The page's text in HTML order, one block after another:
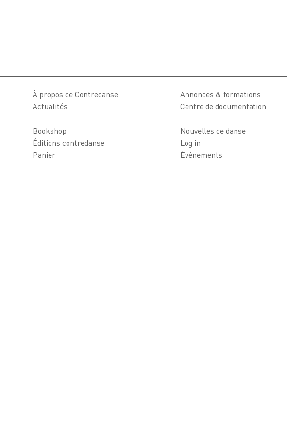
À propos de Contredanse
Annonces & formations
Actualités
Centre de documentation
Bookshop
Nouvelles de danse
Éditions contredanse
Log in
Panier
Événements